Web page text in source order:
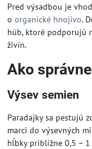
Pred výsadbou je
o organické hnojivo.
húb, ktoré podporujú
živín.
Ako
Výsev semien
Paradajky sa pestujú
marci do výsevných
hĺbky približne 0,5 –